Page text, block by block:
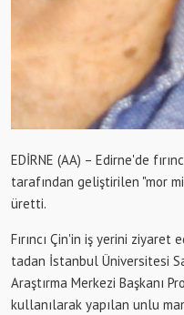
EDİRNE (AA) – Edirne'de
tarafından geliştirilen "mor
üretti.
Fırıncı Çin'in iş yerini
tadan İstanbul Üniversitesi
Araştırma Merkezi Başkanı
kullanılarak yapılan unlu